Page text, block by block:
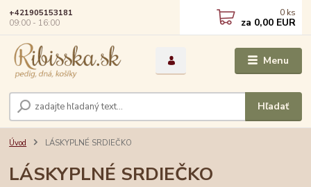
Menu
Hľadať
+421905153181
09:00 - 16:00
0 ks
za 0,00 EUR
Úvod LÁSKYPLNÉ SRDIEČKO
LÁSKYPLNÉ SRDIEČKO